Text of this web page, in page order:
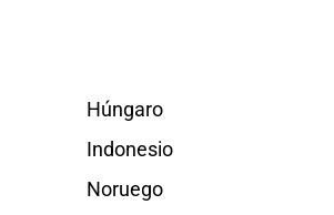
Húngaro
Indonesio
Noruego